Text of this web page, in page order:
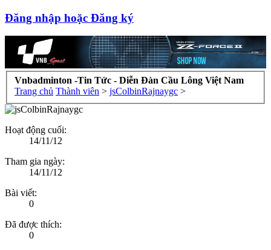
Đăng nhập hoặc Đăng ký
Vnbadminton -Tin Tức - Diễn Đàn Cầu Lông Việt Nam
Trang chủ Thành viên > jsColbinRajnaygc >
Hoạt động cuối:
14/11/12
Tham gia ngày:
14/11/12
Bài viết:
0
Đã được thích:
0